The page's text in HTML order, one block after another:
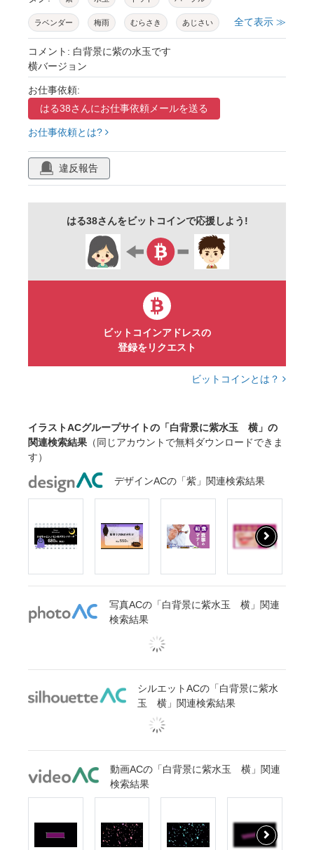
ラベンダー 梅雨 むらさき あじさい
紫陽花
全て表示 ≫
コメント: 白背景に紫の水玉です
横バージョン
お仕事依頼:
はる38さんにお仕事依頼メールを送る
お仕事依頼とは?
違反報告
はる38さんをビットコインで応援しよう!
ビットコインアドレスの
登録をリクエスト
ビットコインとは？
イラストACグループサイトの「白背景に紫水玉 横」の
関連検索結果 （同じアカウントで無料ダウンロードできま
す）
デザインACの「紫」関連検索結果
写真ACの「白背景に紫水玉 横」関連
検索結果
シルエットACの「白背景に紫水
玉 横」関連検索結果
動画ACの「白背景に紫水玉 横」関連
検索結果